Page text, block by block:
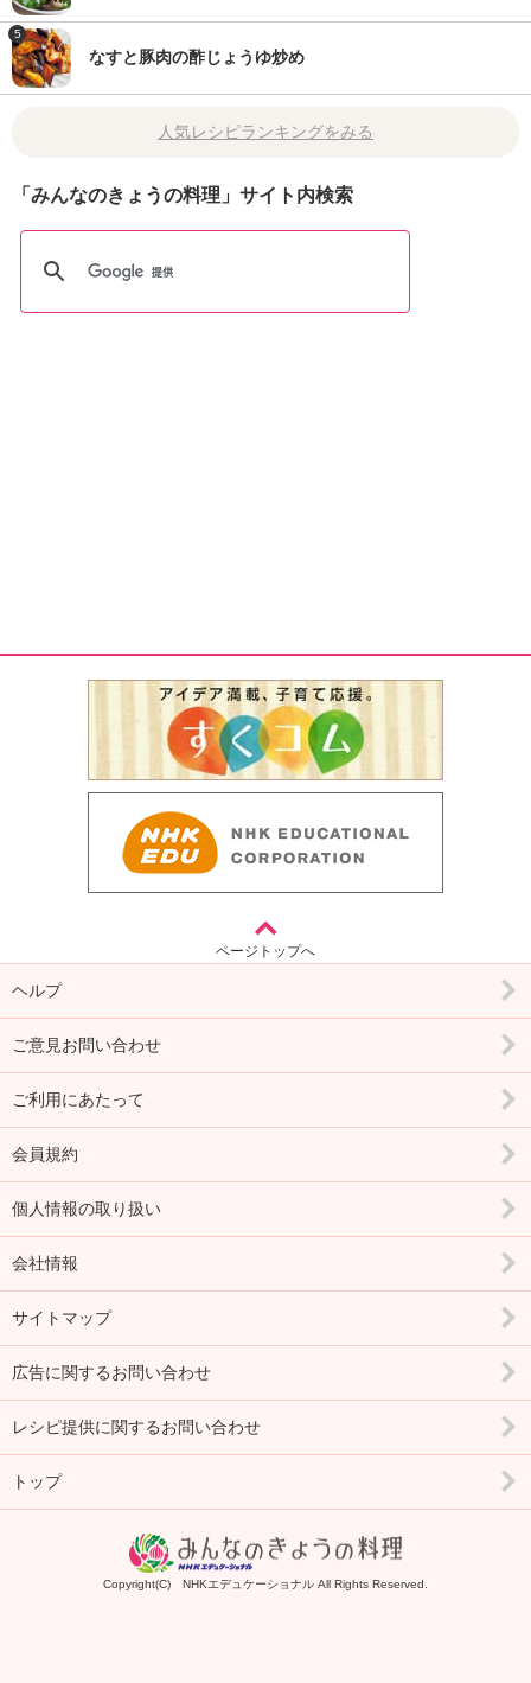
5
なすと豚肉の酢じょうゆ炒め
人気レシピランキングをみる
「みんなのきょうの料理」サイト内検索
ページトップへ
ヘルプ
ご意見お問い合わせ
ご利用にあたって
会員規約
個人情報の取り扱い
会社情報
サイトマップ
広告に関するお問い合わせ
レシピ提供に関するお問い合わせ
トップ
Copyright(C) NHKエデュケーショナル All Rights Reserved.